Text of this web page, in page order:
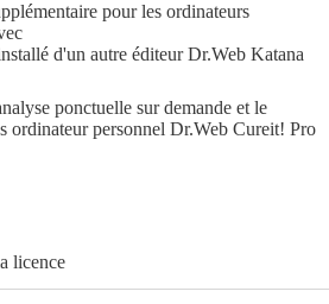
pour les ordinateurs
d'un autre éditeurDr.Web Katana
ponctuelle sur demande et le
ordinateur personnel Dr.Web Cureit! Pro
licence